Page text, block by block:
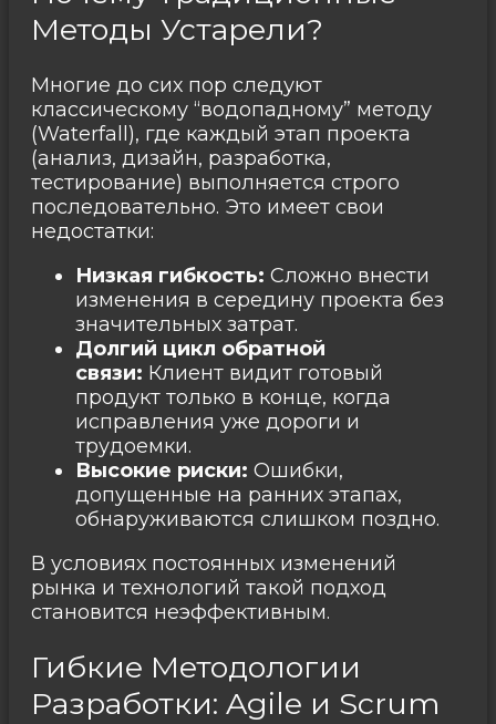
Методы Устарели?
Многие до сих пор следуют
классическому “водопадному” методу
(Waterfall), где каждый этап проекта
(анализ, дизайн, разработка,
тестирование) выполняется строго
последовательно. Это имеет свои
недостатки:
Низкая гибкость: Сложно внести
изменения в середину проекта без
значительных затрат.
Долгий цикл обратной
связи: Клиент видит готовый
продукт только в конце, когда
исправления уже дороги и
трудоемки.
Высокие риски: Ошибки,
допущенные на ранних этапах,
обнаруживаются слишком поздно.
В условиях постоянных изменений
рынка и технологий такой подход
становится неэффективным.
Гибкие Методологии
Разработки: Agile и Scrum